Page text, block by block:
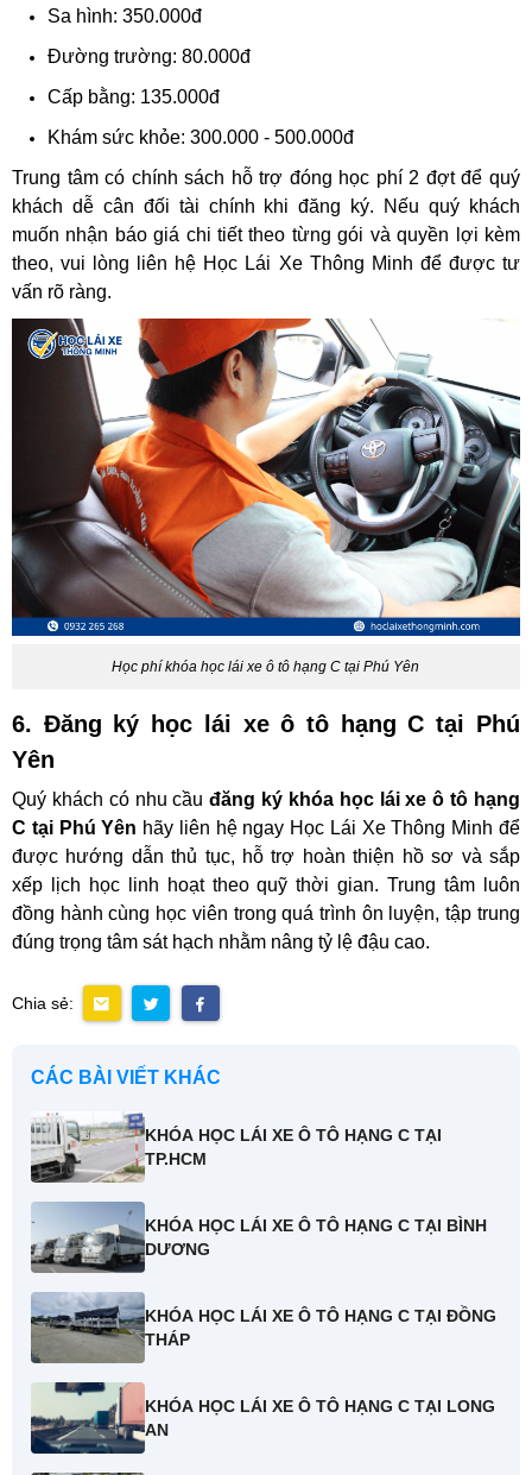
Sa hình: 350.000đ
Đường trường: 80.000đ
Cấp bằng: 135.000đ
Khám sức khỏe: 300.000 - 500.000đ
Trung tâm có chính sách hỗ trợ đóng học phí 2 đợt để quý
khách dễ cân đối tài chính khi đăng ký. Nếu quý khách
muốn nhận báo giá chi tiết theo từng gói và quyền lợi kèm
theo, vui lòng liên hệ Học Lái Xe Thông Minh để được tư
vấn rõ ràng.
Học phí khóa học lái xe ô tô hạng C tại Phú Yên
6. Đăng ký học lái xe ô tô hạng C tại Phú
Yên
Quý khách có nhu cầuđăng ký khóa học lái xe ô tô hạng
C tại Phú Yên hãy liên hệ ngay Học Lái Xe Thông Minh để
được hướng dẫn thủ tục, hỗ trợ hoàn thiện hồ sơ và sắp
xếp lịch học linh hoạt theo quỹ thời gian. Trung tâm luôn
đồng hành cùng học viên trong quá trình ôn luyện, tập trung
đúng trọng tâm sát hạch nhằm nâng tỷ lệ đậu cao.
Chia sẻ:
CÁC BÀI VIẾT KHÁC
KHÓA HỌC LÁI XE Ô TÔ HẠNG C TẠI
TP.HCM
KHÓA HỌC LÁI XE Ô TÔ HẠNG C TẠI BÌNH
DƯƠNG
KHÓA HỌC LÁI XE Ô TÔ HẠNG C TẠI ĐỒNG
THÁP
KHÓA HỌC LÁI XE Ô TÔ HẠNG C TẠI LONG
AN